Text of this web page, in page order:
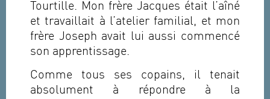
Tourtille. Mon frère Jacques était l’aîné
et travaillait à l’atelier familial, et mon
frère Joseph avait lui aussi commencé
son apprentissage.
Comme tous ses copains, il tenait
absolument à répondre à la